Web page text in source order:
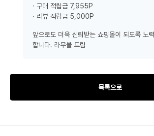
· 구매 적립금 7,955P
· 리뷰 적립금 5,000P
앞으로도 더욱 신뢰받는 쇼핑몰이 되도록 노
합니다. 라무몰 드림
목록으로